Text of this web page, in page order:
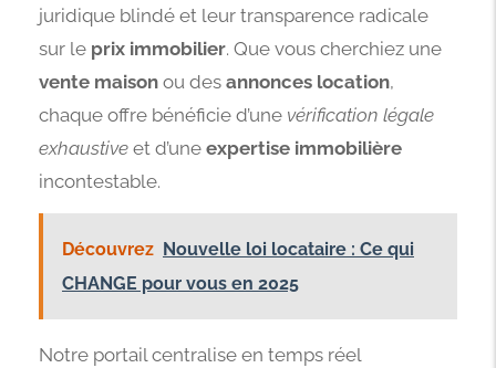
juridique blindé et leur transparence radicale
sur le prix immobilier. Que vous cherchiez une
vente maison ou des annonces location,
chaque offre bénéficie d’une vérification légale
exhaustive et d’une expertise immobilière
incontestable.
Découvrez Nouvelle loi locataire : Ce qui
CHANGE pour vous en 2025
Notre portail centralise en temps réel